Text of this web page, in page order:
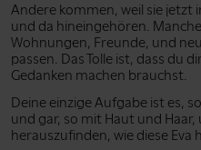
Andere kommen, weil sie jetzt
und da hineingehören.
Wohnungen, Freunde, und
passen. Das Tolle ist, dass du
Gedanken machen brauchst.
Deine einzige Aufgabe ist es,
und gar, so mit Haut und
herauszufinden, wie diese Eva